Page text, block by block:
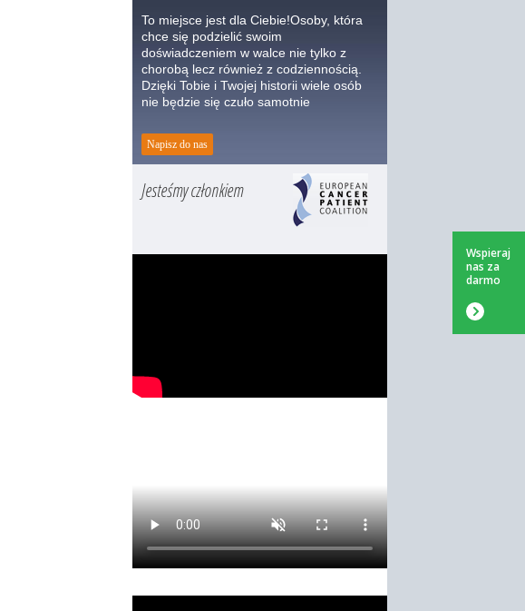
To miejsce jest dla Ciebie!Osoby, która
chce się podzielić swoim
doświadczeniem w walce nie tylko z
chorobą lecz również z codziennością.
Dzięki Tobie i Twojej historii wiele osób
nie będzie się czuło samotnie
Napisz do nas
Jesteśmy członkiem
Wspieraj
nas za
darmo